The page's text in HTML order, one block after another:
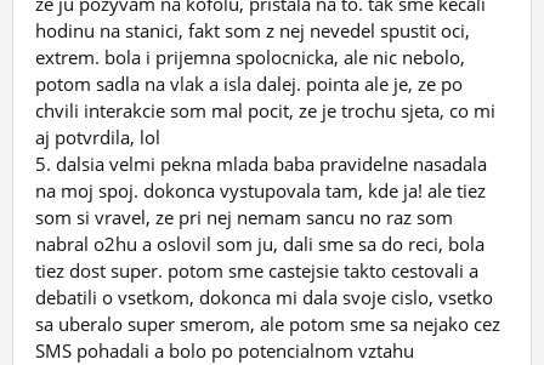
hodinu na stanici, fakt som z nej nevedel spustit oci,
extrem. bola i prijemna spolocnicka, ale nic nebolo,
potom sadla na vlak a isla dalej. pointa ale je, ze po
chvili interakcie som mal pocit, ze je trochu sjeta, co mi
aj potvrdila, lol
5. dalsia velmi pekna mlada baba pravidelne nasadala
na moj spoj. dokonca vystupovala tam, kde ja! ale tiez
som si vravel, ze pri nej nemam sancu no raz som
nabral o2hu a oslovil som ju, dali sme sa do reci, bola
tiez dost super. potom sme castejsie takto cestovali a
debatili o vsetkom, dokonca mi dala svoje cislo, vsetko
sa uberalo super smerom, ale potom sme sa nejako cez
SMS pohadali a bolo po potencialnom vztahu